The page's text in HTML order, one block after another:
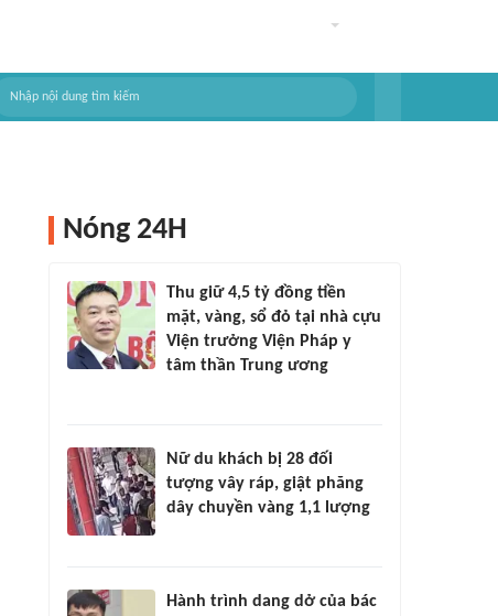
Nóng 24H
Thu giữ 4,5 tỷ đồng tiền
mặt, vàng, sổ đỏ tại nhà cựu
Viện trưởng Viện Pháp y
tâm thần Trung ương
Nữ du khách bị 28 đối
tượng vây ráp, giật phăng
dây chuyền vàng 1,1 lượng
Hành trình dang dở của bác